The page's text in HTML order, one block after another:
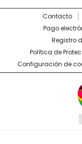
Contacto
Pago
Registro
Política de
Configuración de